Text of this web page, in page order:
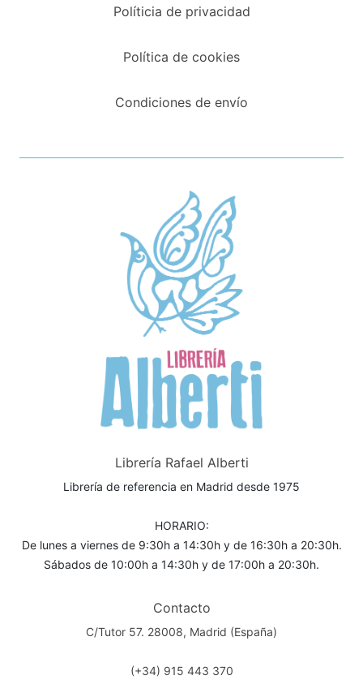
Políticia de privacidad
Política de cookies
Condiciones de envío
Librería Rafael Alberti
Librería de referencia en Madrid desde 1975
HORARIO:
De lunes a viernes de 9:30h a 14:30h y de 16:30h a 20:30h.
Sábados de 10:00h a 14:30h y de 17:00h a 20:30h.
Contacto
C/Tutor 57. 28008, Madrid (España)
(+34) 915 443 370